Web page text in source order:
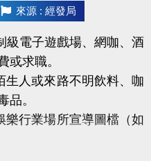
來源 : 經發局
級電子遊戲場、網咖、酒
或求職。
生人或來路不明飲料、咖
品。
樂行業場所宣導圖檔（如